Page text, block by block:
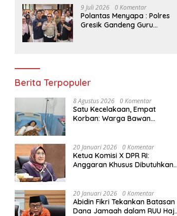
9 Juli 2026 0 Komentar
Polantas Menyapa : Polres
Gresik Gandeng Guru
Berita Terpopuler
8 Agustus 2026 0 Komentar
Satu Kecelakaan, Empat
Korban: Warga Bawan
Mendapat Lampu Jalan?
20 Januari 2026 0 Komentar
Ketua Komisi X DPR RI:
Anggaran Khusus Dibutuhkan
Akibat Bencana
20 Januari 2026 0 Komentar
Abidin Fikri Tekankan Batasan
Dana Jamaah dalam RUU Haji